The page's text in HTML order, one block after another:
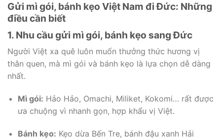
Gửi mì gói, bánh kẹo Việt Nam đi Đức: Những
điều cần biết
1. Nhu cầu gửi mì gói, bánh kẹo sang Đức
Người Việt xa quê luôn muốn thưởng thức hương vị
thân quen, mà mì gói và bánh kẹo là lựa chọn dễ dàng
nhất.
Mì gói: Hảo Hảo, Omachi, Miliket, Kokomi… rất được
ưa chuộng vì nhanh gọn, hợp khẩu vị Việt.
Bánh kẹo: Kẹo dừa Bến Tre, bánh đậu xanh Hải